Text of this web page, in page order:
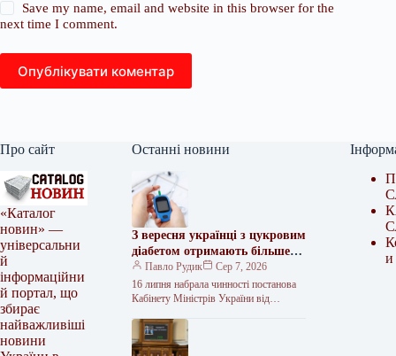
Save my name, email and website in this browser for the
next time I comment.
Опублікувати коментар
Про сайт
«Каталог
новин» —
універсальни
й
інформаційни
й портал, що
збирає
найважливіші
новини
Останні новини
З вересня українці з цукровим
діабетом отримають більше
безкоштовних тест-смужок
Павло Рудик
Сер 7, 2026
16 липня набрала чинності постанова
Кабінету Міністрів України від
Порядку реалізації програми
державних…
и